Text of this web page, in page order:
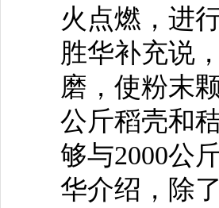
火点燃，进
胜华补充说
磨，使粉末
公斤稻壳和
够与2000公
华介绍，除